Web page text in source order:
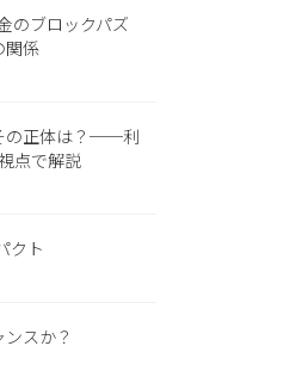
のブロックパズ
関係
の正体は？──利
点で解説
クト
スか？